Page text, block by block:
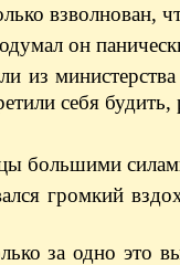
взволнован,
он
из
себя
большими
громкий
за одно это